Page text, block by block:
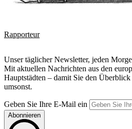
Rapporteur
Unser täglicher Newsletter, jeden
Mit aktuellen Nachrichten aus den
Hauptstädten – damit Sie den
umsonst.
Geben Sie Ihre E-Mail ein
Abonnieren